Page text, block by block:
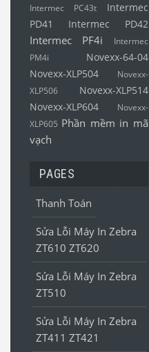
Intermec PC43t
Intermec
PD41
Intermec PD42
Intermec PF4i
Intermec
PM4i
Novexx-64-04
Novexx-XLP504
Novexx-
XLP506
Novexx-XLP514
Novexx-XLP604
Novexx-
XLP605 Phần mềm in mã
vạch
PAGES
Thanh Toán
Sửa Lỗi Máy In Zebra
ZT610 ZT620
Sửa Lỗi Máy In Zebra
ZT510
Sửa Lỗi Máy In Zebra
ZT411 ZT421